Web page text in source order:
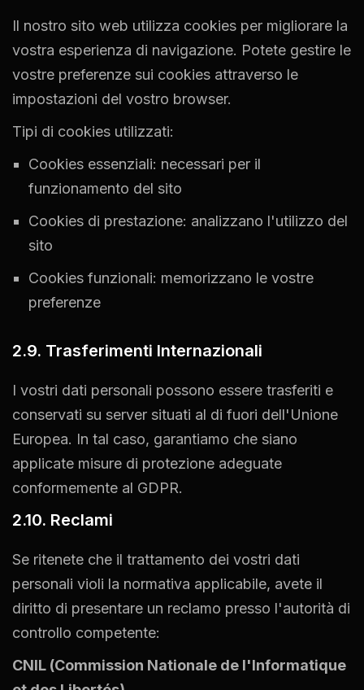
Il nostro sito web utilizza cookies per migliorare la
vostra esperienza di navigazione. Potete gestire le
vostre preferenze sui cookies attraverso le
impostazioni del vostro browser.
Tipi di cookies utilizzati:
Cookies essenziali: necessari per il
funzionamento del sito
Cookies di prestazione: analizzano l'utilizzo del
sito
Cookies funzionali: memorizzano le vostre
preferenze
2.9. Trasferimenti Internazionali
I vostri dati personali possono essere trasferiti e
conservati su server situati al di fuori dell'Unione
Europea. In tal caso, garantiamo che siano
applicate misure di protezione adeguate
conformemente al GDPR.
2.10. Reclami
Se ritenete che il trattamento dei vostri dati
personali violi la normativa applicabile, avete il
diritto di presentare un reclamo presso l'autorità di
controllo competente:
CNIL (Commission Nationale de l'Informatique